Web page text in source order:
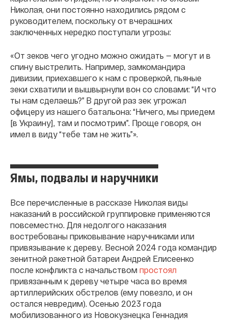
Николая, они постоянно находились рядом с
руководителем, поскольку от вчерашних
заключенных нередко поступали угрозы:
«От зеков чего угодно можно ожидать — могут и в
спину выстрелить. Например, замкомандира
дивизии, приехавшего к нам с проверкой, пьяные
зеки схватили и вышвырнули вон со словами: “И что
ты нам сделаешь?” В другой раз зек угрожал
офицеру из нашего батальона: “Ничего, мы приедем
[в Украину], там и посмотрим”. Проще говоря, он
имел в виду “тебе там не жить”».
Ямы, подвалы и наручники
Все перечисленные в рассказе Николая виды
наказаний в российской группировке применяются
повсеместно. Для недолгого наказания
востребованы приковывание наручниками или
привязывание к дереву. Весной 2024 года командир
зенитной ракетной батареи Андрей Елисеенко
после конфликта с начальством простоял
привязанным к дереву четыре часа во время
артиллерийских обстрелов (ему повезло, и он
остался невредим). Осенью 2023 года
мобилизованного из Новокузнецка Геннадия